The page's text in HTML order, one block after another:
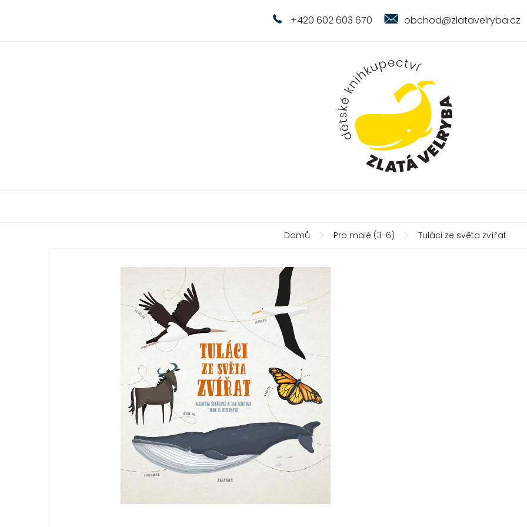
+420 602 603 670 obchod@zlatavelryba.cz
Domů Pro malé (3-6) Tuláci ze světa zvířat